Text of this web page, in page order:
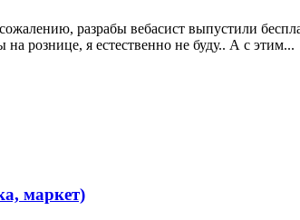
разрабы вебасист выпустили
рознице, я естественно не буду.. А с этим...
маркет)